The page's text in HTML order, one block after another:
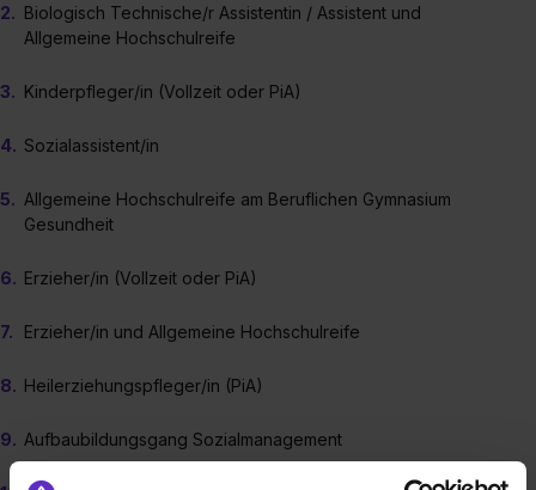
Biologisch Technische/r Assistentin / Assistent und
Allgemeine Hochschulreife
Kinderpfleger/in (Vollzeit oder PiA)
Sozialassistent/in
Allgemeine Hochschulreife am Beruflichen Gymnasium
Gesundheit
Erzieher/in (Vollzeit oder PiA)
Erzieher/in und Allgemeine Hochschulreife
Heilerziehungspfleger/in (PiA)
Aufbaubildungsgang Sozialmanagement